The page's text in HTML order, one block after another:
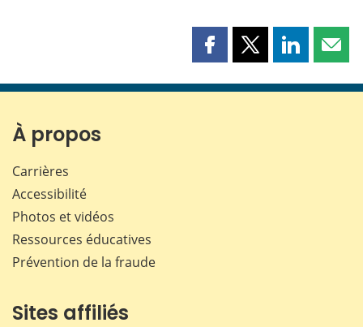
Partager
page
Partager
page
Partager
page page
À propos
Carrières
Accessibilité
Photos et vidéos
Ressources éducatives
Prévention de la fraude
Sites affiliés